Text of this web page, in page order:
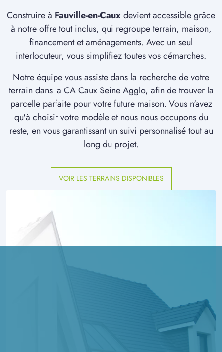
Construire à Fauville-en-Cauxdevient accessible grâce
à notre offre tout inclus, qui regroupe terrain, maison,
financement et aménagements. Avec un seul
interlocuteur, vous simplifiez toutes vos démarches.
Notre équipe vous assiste dans la recherche de votre
terrain dans la CA Caux Seine Agglo, afin de trouver la
parcelle parfaite pour votre future maison. Vous n'avez
qu'à choisir votre modèle et nous nous occupons du
reste, en vous garantissant un suivi personnalisé tout au
long du projet.
VOIR LES TERRAINS DISPONIBLES